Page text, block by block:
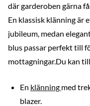
där garderoben gärna
En klassisk klänning är
jubileum, medan
blus passar perfekt till
mottagningar.Du kan
En klänning med
blazer.